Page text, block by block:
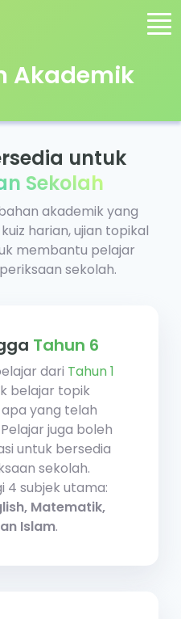
Akademik
untuk
Sekolah
akademik yang
harian, ujian topikal
membantu pelajar
sekolah.
Tahun 6
dari Tahun 1
belajar topik
yang telah
juga boleh
untuk bersedia
sekolah.
4 subjek utama:
Matematik,
Islam.